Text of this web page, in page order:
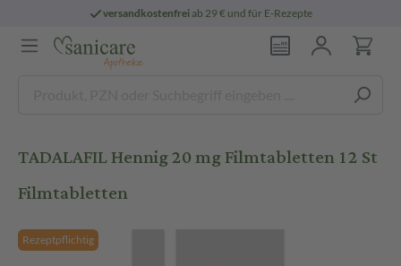
versandkostenfreiab 29 € und für E-Rezepte
TADALAFIL Hennig 20 mg Filmtabletten 12 St
Filmtabletten
Rezeptpflichtig